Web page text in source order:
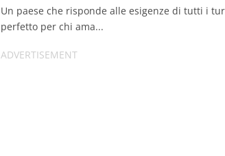
Un paese che risponde alle esigenze di tutti i
perfetto per chi ama...